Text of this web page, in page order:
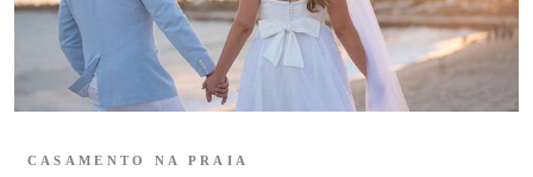
CASAMENTO NA PRAIA